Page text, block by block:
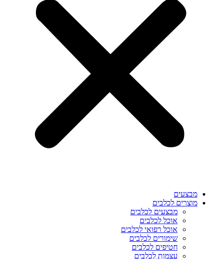
מבצעים
מוצרים לכלבים
מבצעים לכלבים
אוכל לכלבים
אוכל רפואי לכלבים
שימורים לכלבים
חטיפים לכלבים
עצמות לכלבים